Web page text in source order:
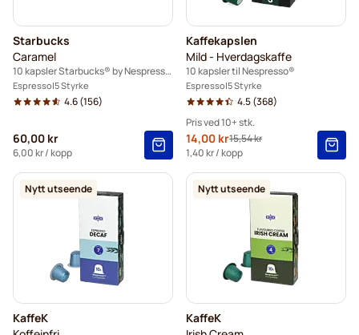
Starbucks
Caramel
10 kapsler Starbucks® by Nespresso®
Espresso 5 Styrke
4.6(156)
60,00 kr
6,00 kr/ kopp
Kaffekapslen
Mild - Hverdagskaffe
10 kapsler til Nespresso®
Espresso 5 Styrke
4.5(368)
Pris ved 10+ stk.
Spesialpris
14,00 krVanlig pris
15,54 kr
1,40 kr/ kopp
5+ =kr 14,70
10+ =
Nytt utseende
KaffeK
Nytt utseende
KaffeK